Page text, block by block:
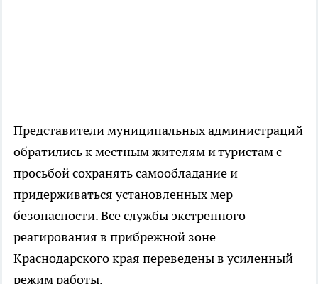
Представители муниципальных администраций
обратились к местным жителям и туристам с
просьбой сохранять самообладание и
придерживаться установленных мер
безопасности. Все службы экстренного
реагирования в прибрежной зоне
Краснодарского края переведены в усиленный
режим работы.